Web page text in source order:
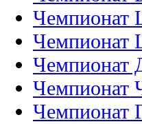
Чемпионат
Чемпионат
Чемпионат
Чемпионат
Чемпионат